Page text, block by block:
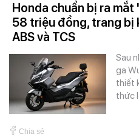
Honda chuẩn bị ra
58 triệu đồng, trang bị
ABS và TCS
Sau
ga
thiết
thức
Chia sẻ